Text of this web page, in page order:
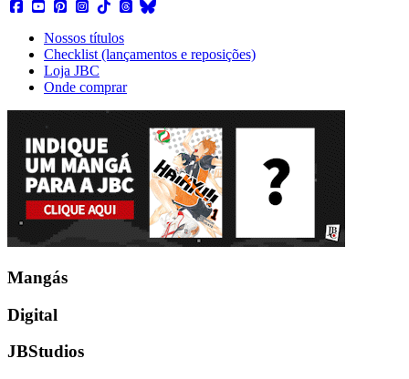
Nossos títulos
Checklist (lançamentos e reposições)
Loja JBC
Onde comprar
Mangás
Digital
JBStudios